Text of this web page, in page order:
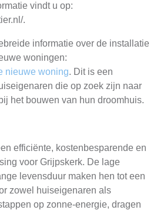
vindt u op:
.
informatie over de installatie
woningen:
nieuwe woning. Dit is een
die op zoek zijn naar
het bouwen van hun droomhuis.
efficiënte, kostenbesparende en
voor Grijpskerk. De lage
levensduur maken hen tot een
zowel huiseigenaren als
op zonne-energie, dragen